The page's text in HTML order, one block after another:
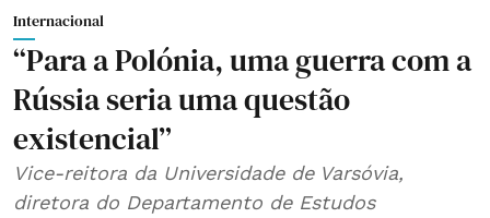
Internacional
“Para a Polónia, uma guerra com a
Rússia seria uma questão
existencial”
Vice-reitora da Universidade de Varsóvia,
diretora do Departamento de Estudos